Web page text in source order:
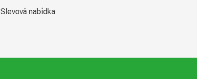
Slevová nabídka